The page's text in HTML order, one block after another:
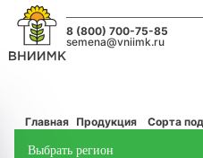
8 (800) 700-75-85
semena@vniimk.ru
Главная Продукция Сорта
Выбрать регион